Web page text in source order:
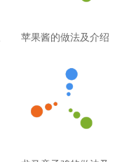
苹果酱的做法及介绍